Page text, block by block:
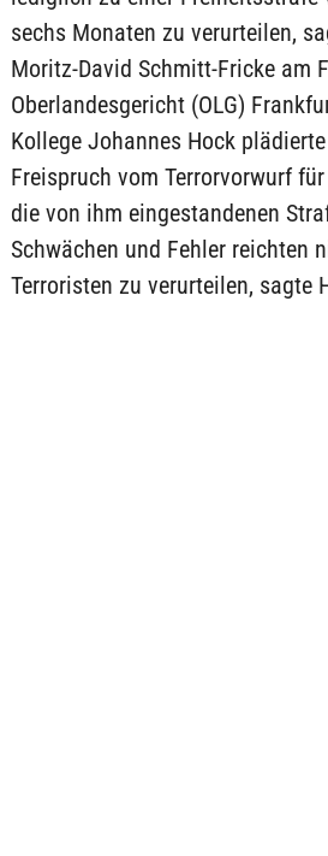
sechs Monaten zu verurteilen,
Moritz-David Schmitt-Fricke am
Oberlandesgericht (OLG)
Kollege Johannes Hock
Freispruch vom Terrorvorwurf
die von ihm eingestandenen
Schwächen und Fehler reichten
Terroristen zu verurteilen, sagte